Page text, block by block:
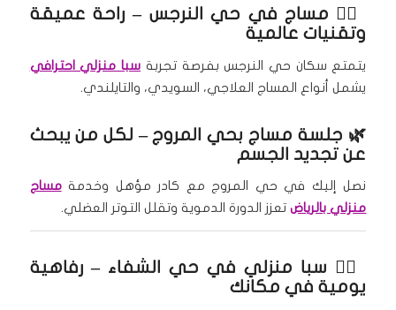
💆‍♀️ مساج في حي النرجس – راحة عميقة
وتقنيات عالمية
يتمتع سكان حي النرجس بفرصة تجربة سبا منزلي احترافي
يشمل أنواع المساج العلاجي، السويدي، والتايلندي.
🌿 جلسة مساج بحي المروج – لكل من يبحث
عن تجديد الجسم
نصل إليك في حي المروج مع كادر مؤهل وخدمةمساج
منزلي بالرياضتعزز الدورة الدموية وتقلل التوتر العضلي.
🧘‍♀️ سبا منزلي في حي الشفاء – رفاهية
يومية في مكانك